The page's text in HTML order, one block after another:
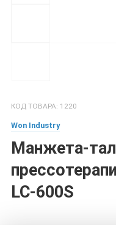
КОД ТОВАРА: 1220
Won Industry
Манжета-
LC-600S